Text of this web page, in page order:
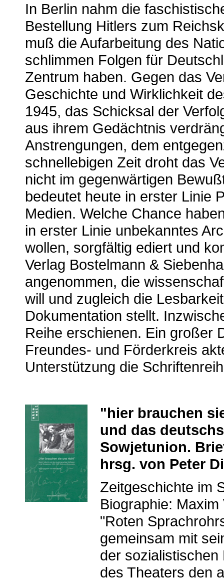
In Berlin nahm die
Bestellung Hitlers zum
muß die Aufarbeitung des
schlimmen Folgen für
Zentrum haben. Gegen das
Geschichte und Wirklichkeit
1945, das Schicksal der
aus ihrem Gedächtnis
Anstrengungen, dem
schnellebigen Zeit droht das
nicht im gegenwärtigen
bedeutet heute in erster Linie
Medien. Welche Chance
in erster Linie unbekanntes
wollen, sorgfältig ediert und
Verlag Bostelmann &
angenommen, die
will und zugleich die
Dokumentation stellt.
Reihe erschienen. Ein großer
Freundes- und Förderkreis
Unterstützung die
"hier brauchen
und das
Sowjetunion.
hrsg. von Peter
Zeitgeschichte im
Biographie:
"Roten
gemeinsam mit
der sozialistischen
des Theaters den